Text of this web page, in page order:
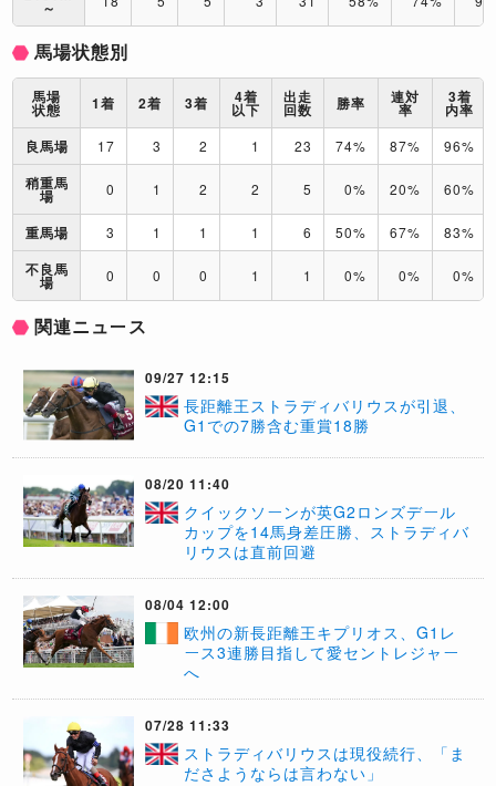
～
馬場状態別
馬場
状態 1着 2着 3着 4着
以下
出走
回数 勝率 連対
率
3着
内率
良馬場
17 3 2 1 23 74% 87% 96%
稍重馬
場 0 1 2 2 5 0% 20% 60%
重馬場 3 1 1 1 6 50% 67% 83%
不良馬
場 0 0 0 1 1 0% 0% 0%
関連ニュース
09/27 12:15
​長距離王ストラディバリウスが引退、
G1での7勝含む重賞18勝
08/20 11:40
クイックソーンが英G2ロンズデール
カップを14馬身差圧勝、ストラディバ
リウスは直前回避
08/04 12:00
​欧州の新長距離王キプリオス、G1レ
ース3連勝目指して愛セントレジャー
へ
07/28 11:33
ストラディバリウスは現役続行、「ま
ださようならは言わない」